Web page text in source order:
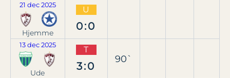
21 dec 2025
Hjemme
U
0:0
13 dec 2025
Ude
T
3:0
90`